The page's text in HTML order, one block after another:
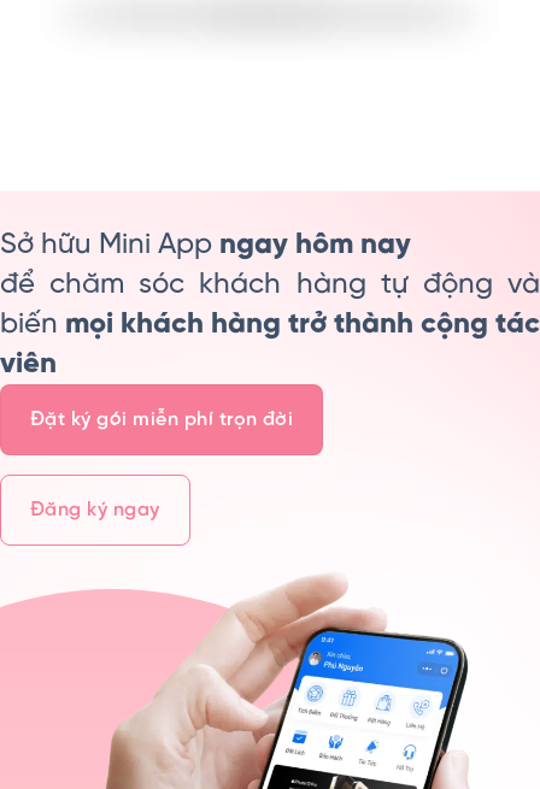
Sở hữu Mini App ngay hôm nay
để chăm sóc khách hàng tự động và
biến mọi khách hàng trở thành cộng tác
viên
Đặt ký gói miễn phí trọn đời
Đăng ký ngay